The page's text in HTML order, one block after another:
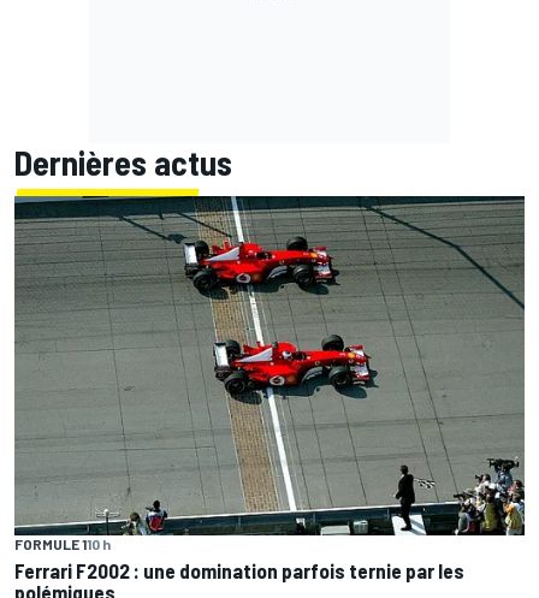
Dernières actus
FORMULE 110 h
Ferrari F2002 : une domination parfois ternie par les
polémiques